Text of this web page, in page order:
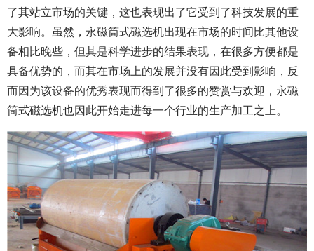
了其站立市场的关键，这也表现出了它受到了科技发展的重
大影响。虽然，永磁筒式磁选机出现在市场的时间比其他设
备相比晚些，但其是科学进步的结果表现，在很多方便都是
具备优势的，而其在市场上的发展并没有因此受到影响，反
而因为该设备的优秀表现而得到了很多的赞赏与欢迎，永磁
筒式磁选机也因此开始走进每一个行业的生产加工之上。